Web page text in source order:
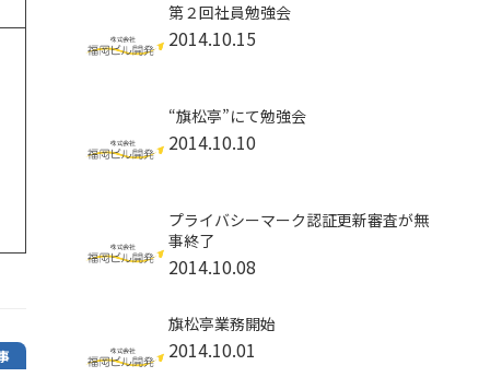
第２回社員勉強会
2014.10.15
“旗松亭”にて勉強会
2014.10.10
プライバシーマーク認証更新審査が無
事終了
2014.10.08
旗松亭業務開始
2014.10.01